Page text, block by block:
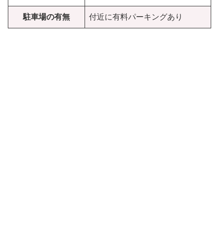
駐車場の有無 付近に有料パーキングあり